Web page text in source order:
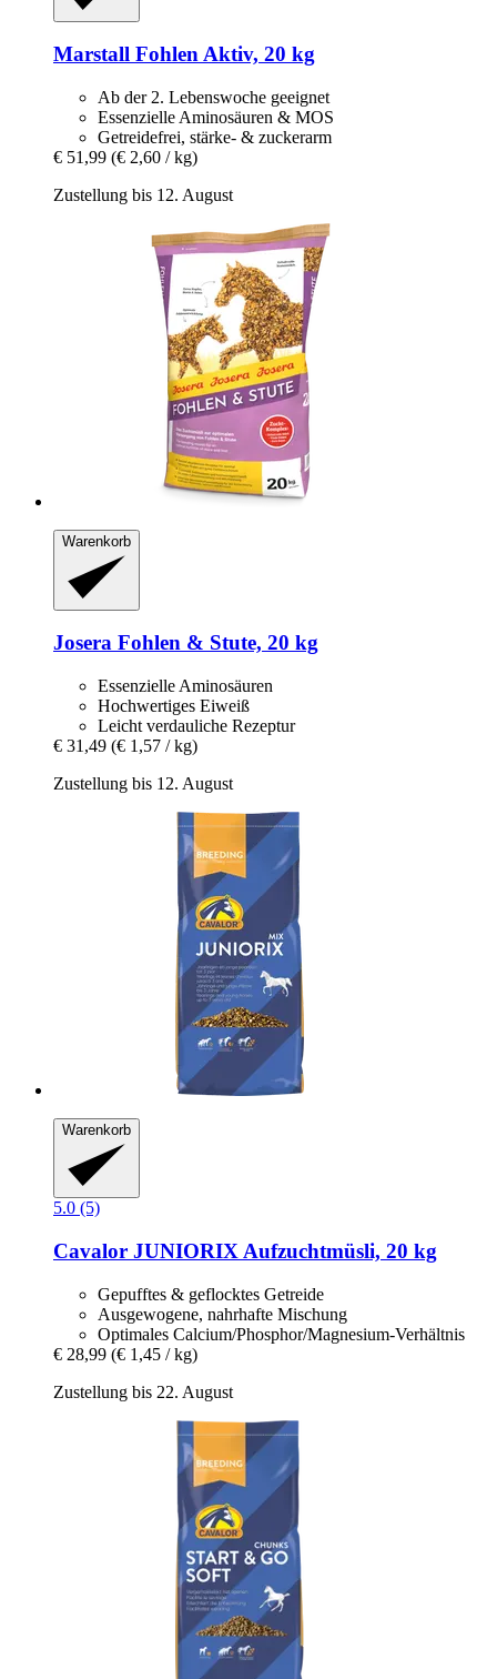
Marstall Fohlen Aktiv, 20 kg
Ab der 2. Lebenswoche geeignet
Essenzielle Aminosäuren & MOS
Getreidefrei, stärke- & zuckerarm
€ 51,99 (€ 2,60 / kg)
Zustellung bis 12. August
Warenkorb
Josera Fohlen & Stute, 20 kg
Essenzielle Aminosäuren
Hochwertiges Eiweiß
Leicht verdauliche Rezeptur
€ 31,49 (€ 1,57 / kg)
Zustellung bis 12. August
Warenkorb
5.0 (5)
Cavalor JUNIORIX Aufzuchtmüsli, 20 kg
Gepufftes & geflocktes Getreide
Ausgewogene, nahrhafte Mischung
Optimales Calcium/Phosphor/Magnesium-Verhältnis
€ 28,99 (€ 1,45 / kg)
Zustellung bis 22. August